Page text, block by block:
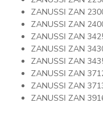
ZANUSSI ZAN
ZANUSSI ZAN
ZANUSSI ZAN
ZANUSSI ZAN
ZANUSSI ZAN
ZANUSSI ZAN
ZANUSSI ZAN
ZANUSSI ZAN